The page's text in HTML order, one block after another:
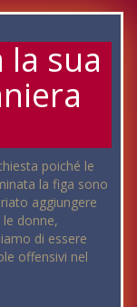
la sua
poiché le
la figa sono
aggiungere
donne,
di essere
offensivi nel